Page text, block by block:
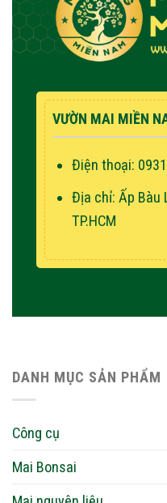
VƯỜN MAI MIỀN
Điện thoại:
Địa chỉ: Ấp Bàu
TP.HCM
DANH MỤC SẢN PHẨM
Công cụ
Mai Bonsai